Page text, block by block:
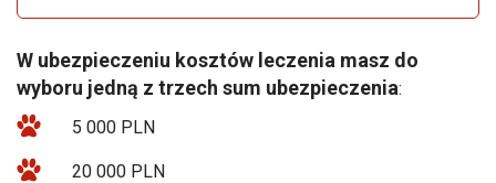
W ubezpieczeniu kosztów leczenia masz do
wyboru jedną z trzech sum ubezpieczenia:
5 000 PLN
20 000 PLN